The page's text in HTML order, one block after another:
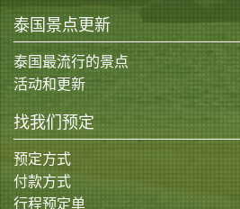
泰国景点更新
泰国最流行的景点
活动和更新
找我们预定
预定方式
付款方式
行程预定单